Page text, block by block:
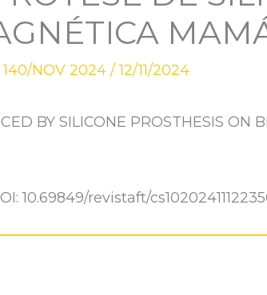
NOV 2024 /12/11/2024
BY SILICONE PROSTHESIS ON
10.69849/revistaft/